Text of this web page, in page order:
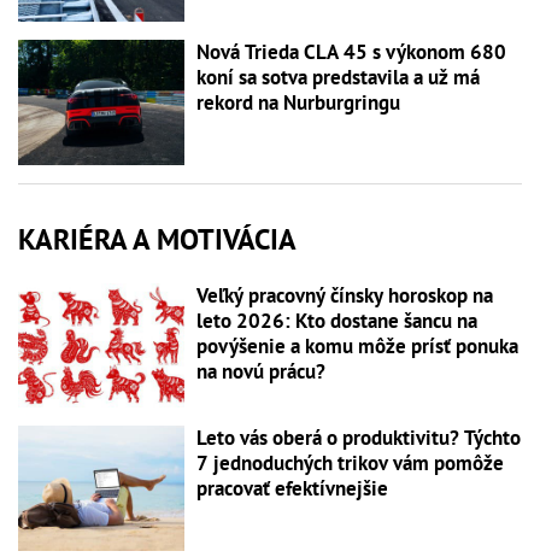
Nová Trieda CLA 45 s výkonom 680
koní sa sotva predstavila a už má
rekord na Nurburgringu
KARIÉRA A MOTIVÁCIA
Veľký pracovný čínsky horoskop na
leto 2026: Kto dostane šancu na
povýšenie a komu môže prísť ponuka
na novú prácu?
Leto vás oberá o produktivitu? Týchto
7 jednoduchých trikov vám pomôže
pracovať efektívnejšie